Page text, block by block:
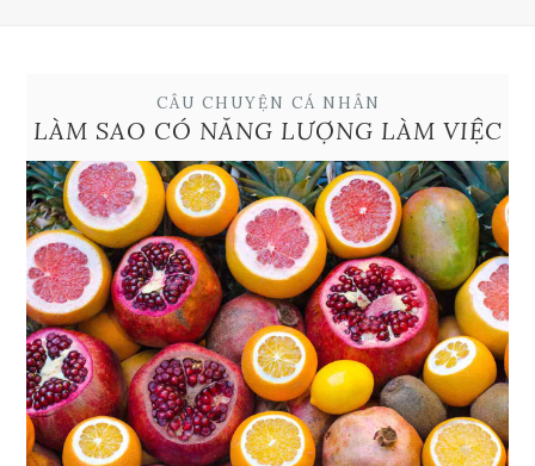
CÂU CHUYỆN CÁ NHÂN
LÀM SAO CÓ NĂNG LƯỢNG LÀM VIỆC